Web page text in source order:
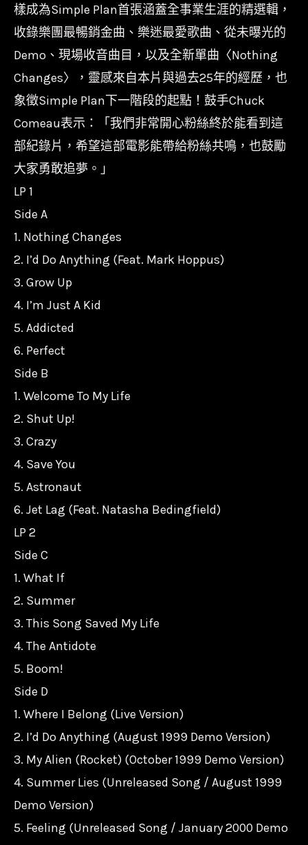
樣成為Simple Plan首張涵蓋全事業生涯的精選輯，
收錄樂團最暢銷金曲、樂迷最愛歌曲、從未曝光的
Demo、現場收音曲目，以及全新單曲〈Nothing
Changes〉，靈感來自本片與過去25年的經歷，也
象徵Simple Plan下一階段的起點！鼓手Chuck
Comeau表示：「我們非常開心粉絲終於能看到這
部紀錄片，希望這部電影能帶給粉絲共鳴，也鼓勵
大家勇敢追夢。」
LP 1
Side A
1. Nothing Changes
2. I’d Do Anything (Feat. Mark Hoppus)
3. Grow Up
4. I’m Just A Kid
5. Addicted
6. Perfect
Side B
1. Welcome To My Life
2. Shut Up!
3. Crazy
4. Save You
5. Astronaut
6. Jet Lag (Feat. Natasha Bedingfield)
LP 2
Side C
1. What If
2. Summer
3. This Song Saved My Life
4. The Antidote
5. Boom!
Side D
1. Where I Belong (Live Version)
2. I’d Do Anything (August 1999 Demo Version)
3. My Alien (Rocket) (October 1999 Demo Version)
4. Summer Lies (Unreleased Song / August 1999
Demo Version)
5. Feeling (Unreleased Song / January 2000 Demo